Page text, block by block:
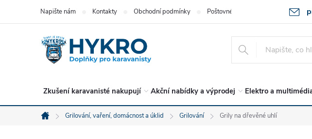
Napište nám Kontakty Obchodní podmínky Poštovné Ochrana osob. údajů
Zkušení karavanisté nakupují Akční nabídky a výprodej Elektro a
Domů
Grilování, vaření, domácnost a úklid Grilování Grily na dřevěné uhlí